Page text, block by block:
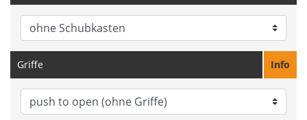
Griffe Info